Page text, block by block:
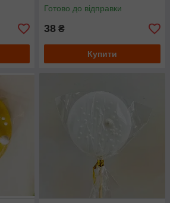
Готово до відправки
38 ₴
Купити